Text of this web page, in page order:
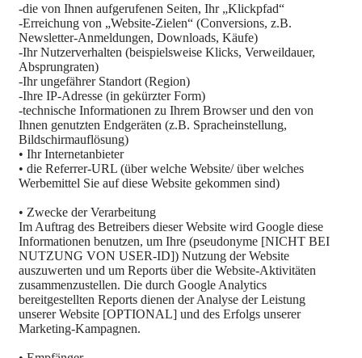
-die von Ihnen aufgerufenen Seiten, Ihr „Klickpfad“
-Erreichung von „Website-Zielen“ (Conversions, z.B.
Newsletter-Anmeldungen, Downloads, Käufe)
-Ihr Nutzerverhalten (beispielsweise Klicks, Verweildauer,
Absprungraten)
-Ihr ungefährer Standort (Region)
-Ihre IP-Adresse (in gekürzter Form)
-technische Informationen zu Ihrem Browser und den von
Ihnen genutzten Endgeräten (z.B. Spracheinstellung,
Bildschirmauflösung)
• Ihr Internetanbieter
• die Referrer-URL (über welche Website/ über welches
Werbemittel Sie auf diese Website gekommen sind)
• Zwecke der Verarbeitung
Im Auftrag des Betreibers dieser Website wird Google diese
Informationen benutzen, um Ihre (pseudonyme [NICHT BEI
NUTZUNG VON USER-ID]) Nutzung der Website
auszuwerten und um Reports über die Website-Aktivitäten
zusammenzustellen. Die durch Google Analytics
bereitgestellten Reports dienen der Analyse der Leistung
unserer Website [OPTIONAL] und des Erfolgs unserer
Marketing-Kampagnen.